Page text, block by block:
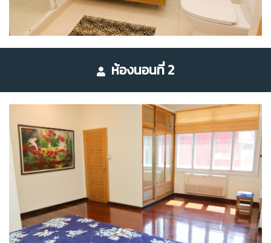
ห้องนอนที่ 2